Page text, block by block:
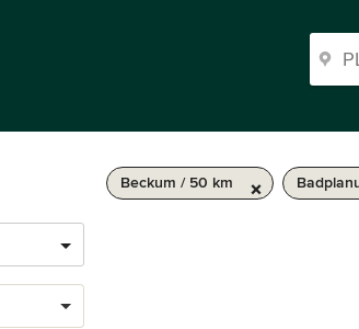
Beckum / 50 km